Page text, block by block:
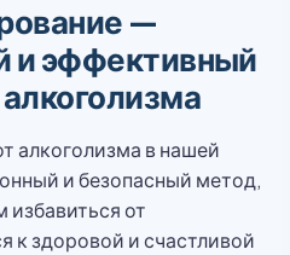
—
и эффективный
алкоголизма в нашей
и безопасный метод,
от
к здоровой и счастливой